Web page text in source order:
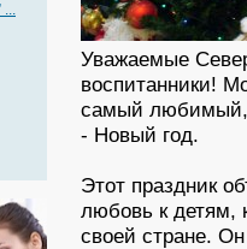
...
Уважаемые
воспитанники!
самый любимый,
- Новый год.
Этот праздник
любовь к детям,
своей стране.